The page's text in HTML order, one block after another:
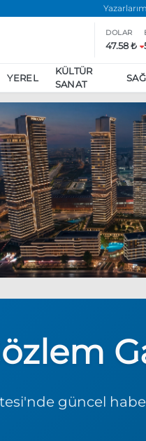
DOLAR
47.58 ₺
YEREL
KÜLTÜR
SANAT
yasağı uzatıldı
Özgür
kararı aldı
güncel